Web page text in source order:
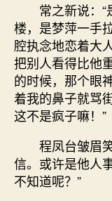
常之新说：“
楼，是梦萍一手
腔执念地恋着大
把别人看得比他
的时候，那个眼
着我的鼻子就骂
这不是疯子嘛！”
程凤台皱眉笑
信。或许是他人
不知道呢？”